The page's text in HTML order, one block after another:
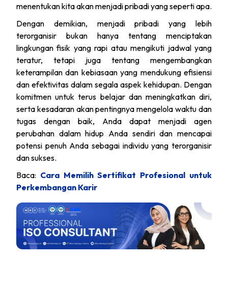
menentukan kita akan menjadi pribadi yang seperti apa.
Dengan demikian, menjadi pribadi yang lebih
terorganisir bukan hanya tentang menciptakan
lingkungan fisik yang rapi atau mengikuti jadwal yang
teratur, tetapi juga tentang mengembangkan
keterampilan dan kebiasaan yang mendukung efisiensi
dan efektivitas dalam segala aspek kehidupan. Dengan
komitmen untuk terus belajar dan meningkatkan diri,
serta kesadaran akan pentingnya mengelola waktu dan
tugas dengan baik, Anda dapat menjadi agen
perubahan dalam hidup Anda sendiri dan mencapai
potensi penuh Anda sebagai individu yang terorganisir
dan sukses.
Baca: Cara Memilih Sertifikat Profesional untuk
Perkembangan Karir